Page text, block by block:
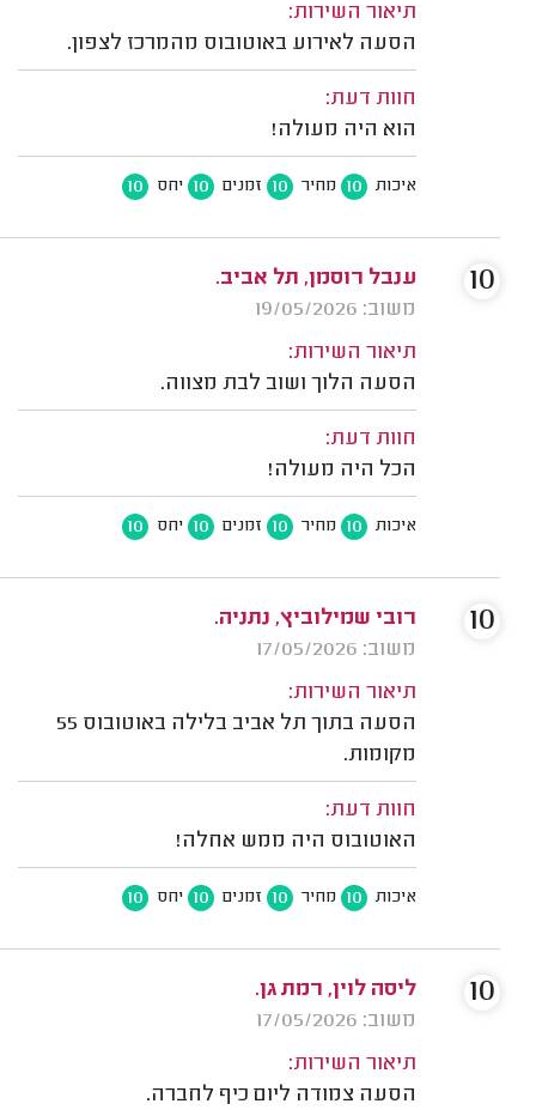
תיאור השירות:
הסעה לאירוע באוטובוס מהמרכז לצפון.
חוות דעת:
הוא היה מעולה!
איכות 10 מחיר 10 זמנים 10 יחס 10
ענבל רוסמן, תל אביב.
משוב: 19/05/2026
תיאור השירות:
הסעה הלוך ושוב לבת מצווה.
חוות דעת:
הכל היה מעולה!
איכות 10 מחיר 10 זמנים 10 יחס 10
10
רובי שמילוביץ, נתניה.
משוב: 17/05/2026
תיאור השירות:
הסעה בתוך תל אביב בלילה באוטובוס 55
מקומות.
חוות דעת:
האוטובוס היה ממש אחלה!
איכות 10 מחיר 10 זמנים 10 יחס 10
10
ליסה לוין, רמת גן.
משוב: 17/05/2026
תיאור השירות:
הסעה צמודה ליום כיף לחברה.
10